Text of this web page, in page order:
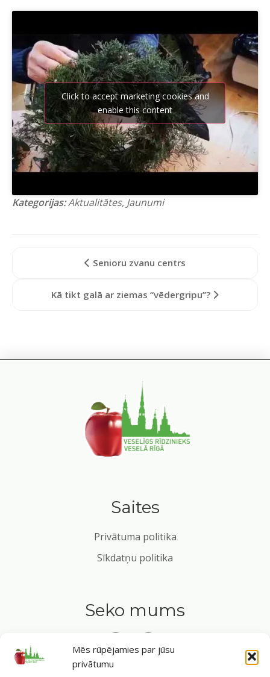
Mēs rūpējamies par jūsu
privātumu
Click to accept marketing cookies and
enable this content
Kategorijas:Aktualitātes, Jaunumi
Senioru zvanu centrs
Kā tikt galā ar ziemas “vēdergripu”?
Saites
Privātuma politika
Sīkdatņu politika
Seko mums